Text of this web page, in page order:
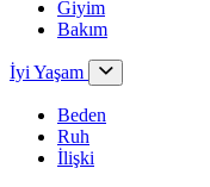
Giyim
Bakım
İyi Yaşam
Beden
Ruh
İlişki